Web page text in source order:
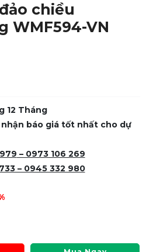
chiều
WMF594-VN
12 Tháng
báo giá tốt nhất cho dự
– 0973 106 269
– 0945 332 980